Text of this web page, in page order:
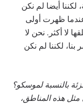
لكننا أيضا لم نكن
عندما ظهرت أولى
لا أكثر. نحن لا
بنا، لكننا لم نكن
بالنسبة لموسكو؟
هذه المناطق،